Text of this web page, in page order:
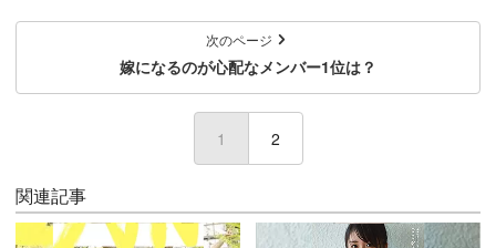
次のページ
嫁になるのが心配なメンバー1位は？
1 (current)
2
関連記事